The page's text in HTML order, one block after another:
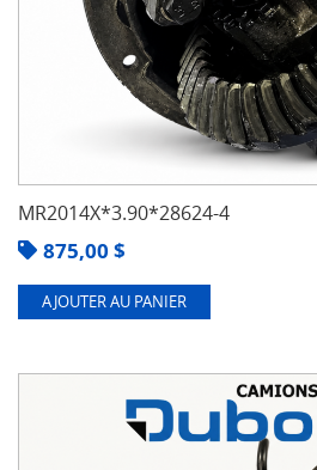
MR2014X*3.90*28624-4
875,00 $
AJOUTER AU PANIER